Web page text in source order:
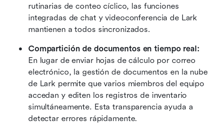
rutinarias de conteo cíclico, las funciones
integradas de chat y videoconferencia de Lark
mantienen a todos sincronizados.
Compartición de documentos en tiempo real:
En lugar de enviar hojas de cálculo por correo
electrónico, la gestión de documentos en la nube
de Lark permite que varios miembros del equipo
accedan y editen los registros de inventario
simultáneamente. Esta transparencia ayuda a
detectar errores rápidamente.